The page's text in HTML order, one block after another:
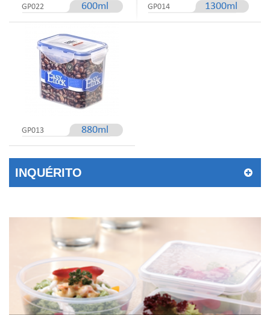
GP022 600ml GP014 1300ml
GP013 880ml
INQUÉRITO